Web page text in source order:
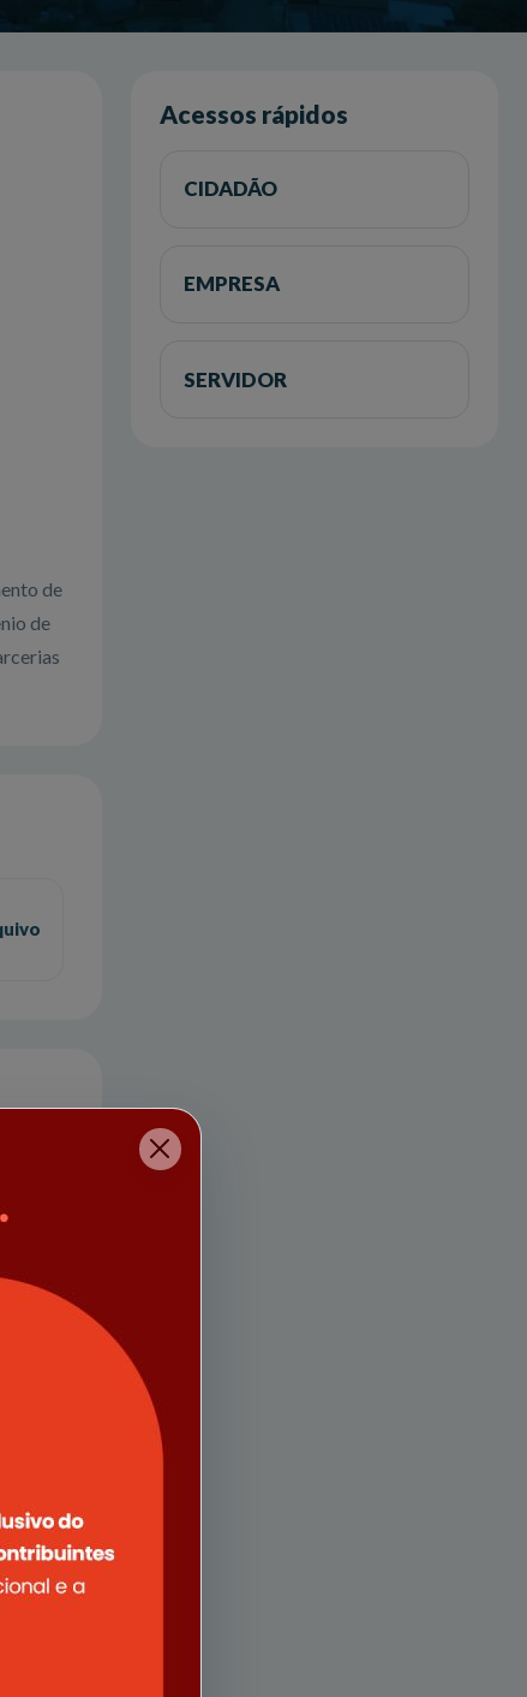
de
de
Acessos rápidos
CIDADÃO
EMPRESA
SERVIDOR